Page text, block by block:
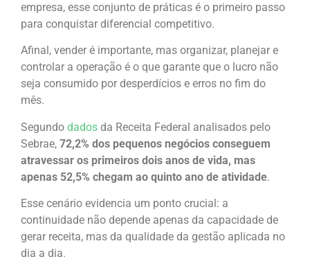
empresa, esse conjunto de práticas é o primeiro passo
para conquistar diferencial competitivo.
Afinal, vender é importante, mas organizar, planejar e
controlar a operação é o que garante que o lucro não
seja consumido por desperdícios e erros no fim do
mês.
Segundo dados da Receita Federal analisados pelo
Sebrae, 72,2% dos pequenos negócios conseguem
atravessar os primeiros dois anos de vida, mas
apenas 52,5% chegam ao quinto ano de atividade.
Esse cenário evidencia um ponto crucial: a
continuidade não depende apenas da capacidade de
gerar receita, mas da qualidade da gestão aplicada no
dia a dia.